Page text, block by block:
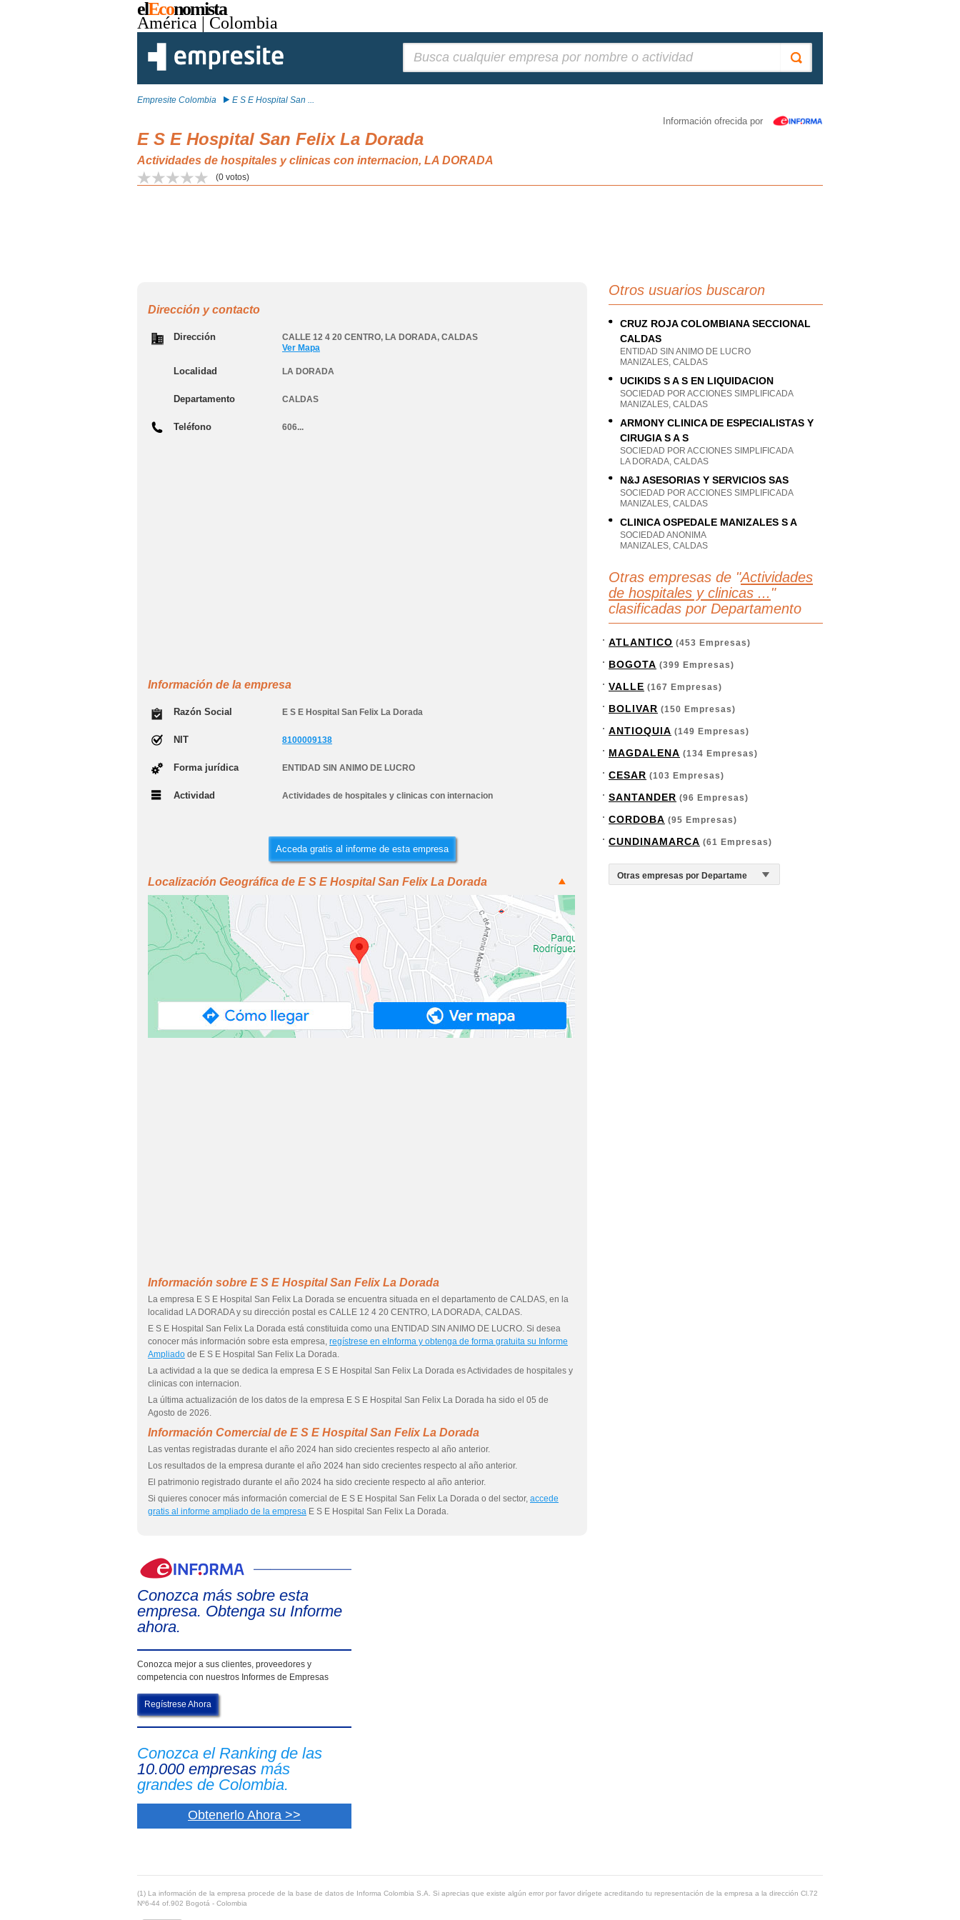
elEconomista
América | Colombia
Empresite Colombia E S E Hospital San ...
Información ofrecida por
E S E Hospital San Felix La Dorada
Actividades de hospitales y clinicas con internacion, LA DORADA
(0 votos)
Dirección y contacto
Dirección CALLE 12 4 20 CENTRO, LA DORADA, CALDAS
Ver Mapa
Localidad LA DORADA
Departamento CALDAS
Teléfono 606...
Información de la empresa
Razón Social E S E Hospital San Felix La Dorada
NIT 8100009138
Forma jurídica ENTIDAD SIN ANIMO DE LUCRO
Actividad Actividades de hospitales y clinicas con internacion
Acceda gratis al informe de esta empresa
Localización Geográfica de E S E Hospital San Felix La Dorada
Información sobre E S E Hospital San Felix La Dorada
La empresa E S E Hospital San Felix La Dorada se encuentra situada en el departamento de CALDAS, en la
localidad LA DORADA y su dirección postal es CALLE 12 4 20 CENTRO, LA DORADA, CALDAS.
E S E Hospital San Felix La Dorada está constituida como una ENTIDAD SIN ANIMO DE LUCRO. Si desea
conocer más información sobre esta empresa, regístrese en eInforma y obtenga de forma gratuita su Informe
Ampliado de E S E Hospital San Felix La Dorada.
La actividad a la que se dedica la empresa E S E Hospital San Felix La Dorada es Actividades de hospitales y
clinicas con internacion.
La última actualización de los datos de la empresa E S E Hospital San Felix La Dorada ha sido el 05 de
Agosto de 2026.
Información Comercial de E S E Hospital San Felix La Dorada
Las ventas registradas durante el año 2024 han sido crecientes respecto al año anterior.
Los resultados de la empresa durante el año 2024 han sido crecientes respecto al año anterior.
El patrimonio registrado durante el año 2024 ha sido creciente respecto al año anterior.
Si quieres conocer más información comercial de E S E Hospital San Felix La Dorada o del sector, accede
gratis al informe ampliado de la empresa E S E Hospital San Felix La Dorada.
Conozca más sobre esta
empresa. Obtenga su Informe
ahora.
Conozca mejor a sus clientes, proveedores y
competencia con nuestros Informes de Empresas
Regístrese Ahora
Conozca el Ranking de las
10.000 empresas más
grandes de Colombia.
Obtenerlo Ahora >>
Otros usuarios buscaron
CRUZ ROJA COLOMBIANA SECCIONAL
CALDAS
ENTIDAD SIN ANIMO DE LUCRO
MANIZALES, CALDAS
UCIKIDS S A S EN LIQUIDACION
SOCIEDAD POR ACCIONES SIMPLIFICADA
MANIZALES, CALDAS
ARMONY CLINICA DE ESPECIALISTAS Y
CIRUGIA S A S
SOCIEDAD POR ACCIONES SIMPLIFICADA
LA DORADA, CALDAS
N&J ASESORIAS Y SERVICIOS SAS
SOCIEDAD POR ACCIONES SIMPLIFICADA
MANIZALES, CALDAS
CLINICA OSPEDALE MANIZALES S A
SOCIEDAD ANONIMA
MANIZALES, CALDAS
Otras empresas de "Actividades
de hospitales y clinicas ... "
clasificadas por Departamento
ATLANTICO (453 Empresas)
BOGOTA (399 Empresas)
VALLE (167 Empresas)
BOLIVAR (150 Empresas)
ANTIOQUIA (149 Empresas)
MAGDALENA (134 Empresas)
CESAR (103 Empresas)
SANTANDER (96 Empresas)
CORDOBA (95 Empresas)
CUNDINAMARCA (61 Empresas)
(1) La información de la empresa procede de la base de datos de Informa Colombia S.A. Si aprecias que existe algún error por favor dirígete acreditando tu representación de la empresa a la dirección Cl.72
Nº6-44 of.902 Bogotá - Colombia